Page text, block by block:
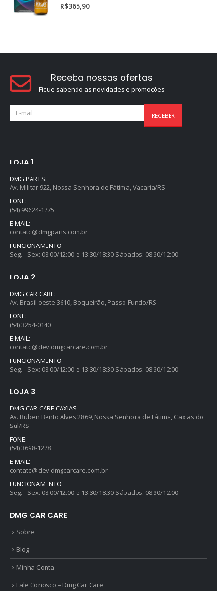
5.00out of 5
R$365,90
Receba nossas ofertas
Fique sabendo as novidades e promoções
LOJA 1
DMG PARTS:
Av. Militar 922, Nossa Senhora de Fátima, Vacaria/RS
FONE:
(54) 99624-1775
E-MAIL:
contato@dmgparts.com.br
FUNCIONAMENTO:
Seg. - Sex: 08:00/12:00 e 13:30/18:30 Sábados: 08:30/12:00
LOJA 2
DMG CAR CARE:
Av. Brasil oeste 3610, Boqueirão, Passo Fundo/RS
FONE:
(54) 3254-0140
E-MAIL:
contato@dev.dmgcarcare.com.br
FUNCIONAMENTO:
Seg. - Sex: 08:00/12:00 e 13:30/18:30 Sábados: 08:30/12:00
LOJA 3
DMG CAR CARE CAXIAS:
Av. Ruben Bento Alves 2869, Nossa Senhora de Fátima, Caxias do
Sul/RS
FONE:
(54) 3698-1278
E-MAIL:
contato@dev.dmgcarcare.com.br
FUNCIONAMENTO:
Seg. - Sex: 08:00/12:00 e 13:30/18:30 Sábados: 08:30/12:00
DMG CAR CARE
Sobre
Blog
Minha Conta
Fale Conosco – Dmg Car Care